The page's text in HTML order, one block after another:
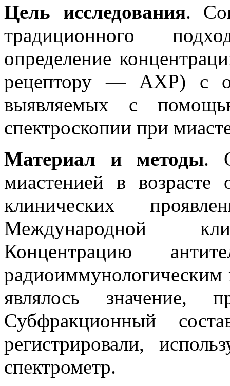
Цель исследования.
традиционного
определение
рецептору — АХР) с
выявляемых с
спектроскопии при
Материал и методы.
миастенией в
клинических
Международной
Концентрацию
являлось значение,
Субфракционный
регистрировали,
спектрометр.